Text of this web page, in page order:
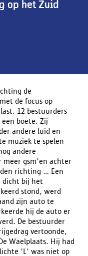
op het Zuid
de
de focus op
12 bestuurders
boete. Zij
andere luid en
muziek te spelen
andere
meer gsm'en achter
richting ... Een
dicht bij het
stond, werd
zijn auto te
hij de auto er
De bestuurder
vertoonde,
Waelplaats. Hij had
'L' was niet op